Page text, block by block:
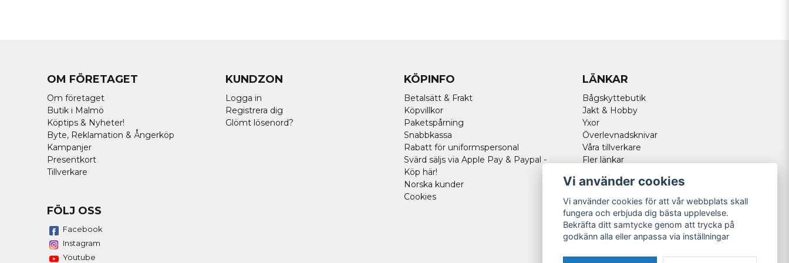
OM FÖRETAGET
Om företaget
Butik i Malmö
Köptips & Nyheter!
Byte, Reklamation & Ångerköp
Kampanjer
Presentkort
Tillverkare
KUNDZON
Logga in
Registrera dig
Glömt lösenord?
KÖPINFO
Betalsätt & Frakt
Köpvillkor
Paketspårning
Snabbkassa
Rabatt för uniformspersonal
Svärd säljs via Apple Pay & Paypal -
Köp här!
Norska kunder
Cookies
LÄNKAR
Bågskyttebutik
Jakt & Hobby
Yxor
Överlevnadsknivar
Våra tillverkare
Fler länkar
FÖLJ OSS
Facebook
Instagram
Youtube
Vi använder cookies
Vi använder cookies för att vår webbplats skall
fungera och erbjuda dig bästa upplevelse.
Bekräfta ditt samtycke genom att trycka på
godkänn alla eller anpassa via inställningar